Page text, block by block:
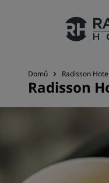
Naše značky
Značky hotelů
Domů Radisson
Radisson